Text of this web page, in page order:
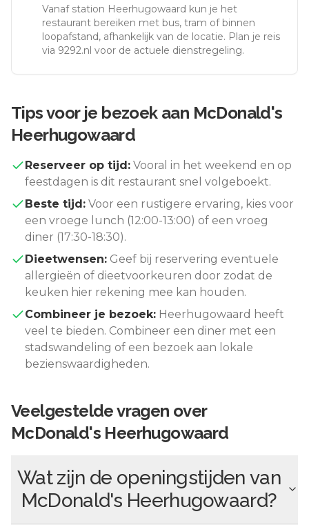
Vanaf station Heerhugowaard kun je het
restaurant bereiken met bus, tram of binnen
loopafstand, afhankelijk van de locatie. Plan je reis
via 9292.nl voor de actuele dienstregeling.
Tips voor je bezoek aan McDonald's
Heerhugowaard
Reserveer op tijd: Vooral in het weekend en op
feestdagen is dit restaurant snel volgeboekt.
Beste tijd: Voor een rustigere ervaring, kies voor
een vroege lunch (12:00-13:00) of een vroeg
diner (17:30-18:30).
Dieetwensen: Geef bij reservering eventuele
allergieën of dieetvoorkeuren door zodat de
keuken hier rekening mee kan houden.
Combineer je bezoek: Heerhugowaard heeft
veel te bieden. Combineer een diner met een
stadswandeling of een bezoek aan lokale
bezienswaardigheden.
Veelgestelde vragen over
McDonald's Heerhugowaard
Wat zijn de openingstijden van
McDonald's Heerhugowaard?